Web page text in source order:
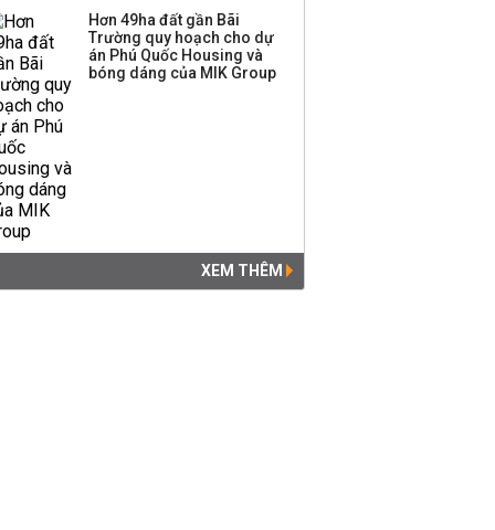
Hơn 49ha đất gần Bãi
Trường quy hoạch cho dự
án Phú Quốc Housing và
bóng dáng của MIK Group
XEM THÊM